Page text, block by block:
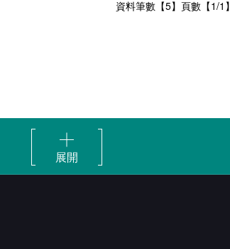
資料筆數【5】頁數【1/1】
展開